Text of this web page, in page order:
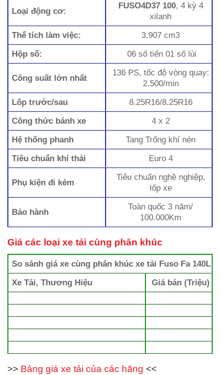
Loại động cơ:
FUSO4D37 100, 4 kỳ 4
xilanh
Thể tích làm việc:
3.907 cm3
Hộp số:
06 số tiến 01 số lùi
Công suất lớn nhất
136 PS, tốc độ vòng quay:
2.500/min
Lốp trước/sau
8.25R16/8.25R16
Công thức bánh xe
4 x 2
Hệ thống phanh
Tang Trống khí nén
Tiêu chuẩn khí thải
Euro 4
Phụ kiện đi kèm
Tiêu chuẩn nghề nghiệp,
lốp xe
Bảo hành
Toàn quốc 3 năm/
100.000Km
Giá các loại xe tải cùng phân khúc
So sánh giá xe cùng phân khúc xe tải Fuso Fa 140L
Xe Tải, Thương Hiệu
Giá bán (Triệu)
>> Bảng giá xe tải của các hãng <<